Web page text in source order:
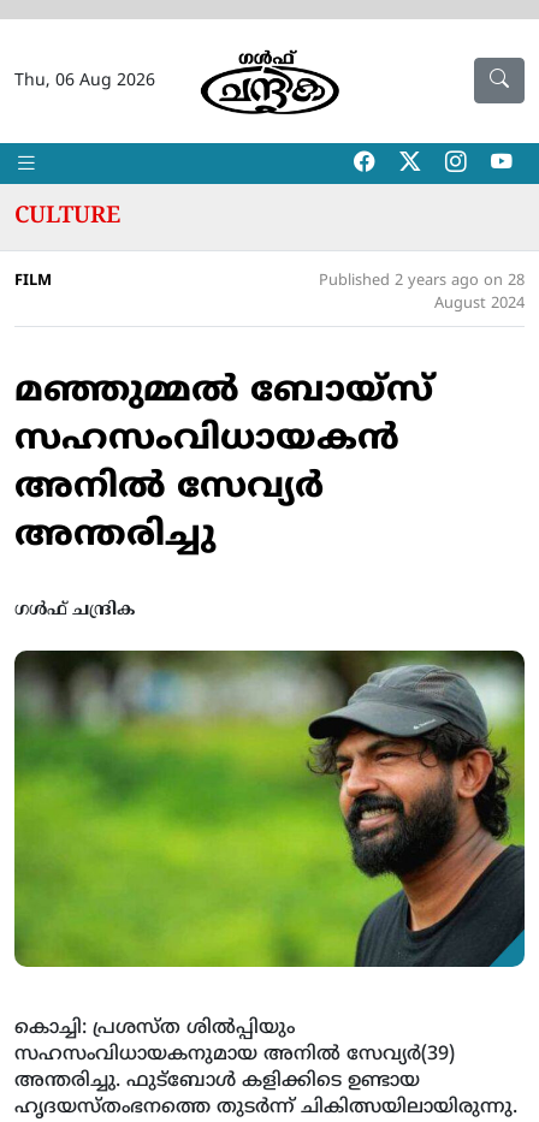
Thu, 06 Aug 2026
CULTURE
FILM
Published 2 years ago on 28
August 2024
മഞ്ഞുമ്മല്‍ ബോയ്സ്
സഹസംവിധായകൻ
അനില്‍ സേവ്യര്‍
അന്തരിച്ചു
ഗൾഫ് ചന്ദ്രിക
കൊച്ചി: പ്രശസ്ത ശില്‍പ്പിയും
സഹസംവിധായകനുമായ അനില്‍ സേവ്യർ(39)
അന്തരിച്ചു. ഫുട്ബോള്‍ കളിക്കിടെ ഉണ്ടായ
ഹൃദയസ്തംഭനത്തെ തുടർന്ന് ചികിത്സയിലായിരുന്നു.